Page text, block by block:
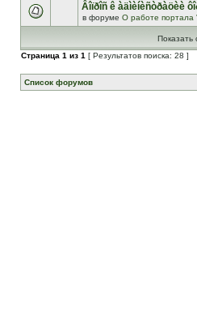
Âîïðîñ ê àäìèíèñòðàöèè
в форуме О работе портала
Показать
Страница 1 из 1 [ Результатов поиска: 28 ]
Список форумов